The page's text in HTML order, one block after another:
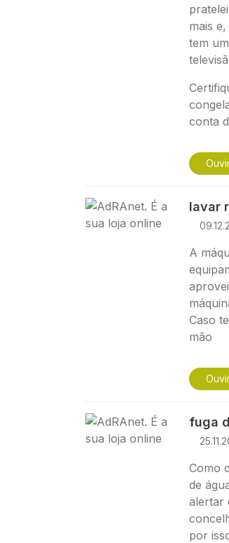
mais
tem
conta
Imagem lavar
A
Caso
mão
Imagem fuga
Como
de
alertar
por